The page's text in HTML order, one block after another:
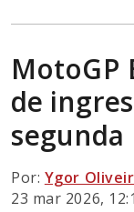
MotoGP
de
segunda
Por: Ygor
23 mar 2026,